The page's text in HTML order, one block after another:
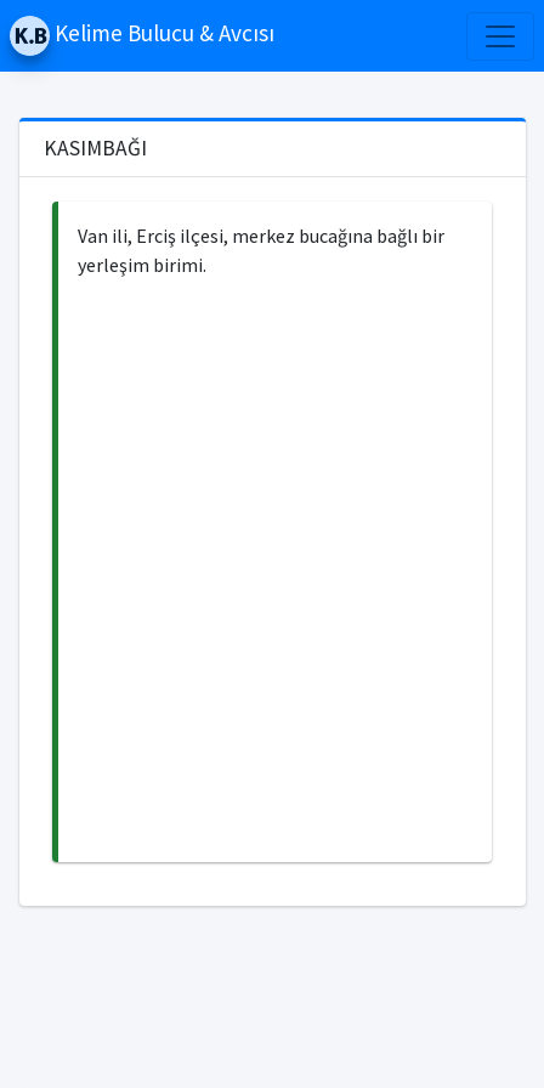
Kelime Bulucu & Avcısı
KASIMBAĞI
Van ili, Erciş ilçesi, merkez bucağına bağlı bir
yerleşim birimi.